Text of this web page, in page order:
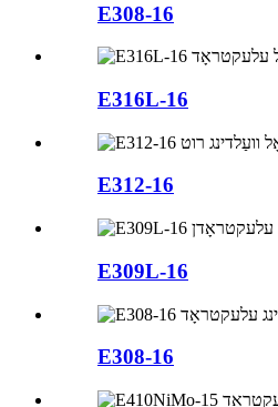
E308-16
E316L-16
E312-16
E309L-16
E308-16